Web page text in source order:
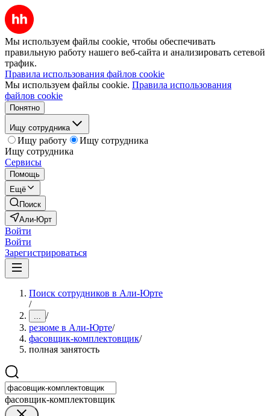
Мы используем файлы cookie, чтобы обеспечивать
правильную работу нашего веб-сайта и анализировать сетевой
трафик.
Правила использования файлов cookie
Мы используем файлы cookie. Правила использования
файлов cookie
Понятно
Ищу сотрудника
Ищу работу
Ищу сотрудника
Ищу сотрудника
Сервисы
Помощь
Ещё
Поиск
Али-Юрт
Войти
Войти
Зарегистрироваться
Поиск сотрудников в Али-Юрте
/
... /
резюме в Али-Юрте/
фасовщик-комплектовщик/
полная занятость
фасовщик-комплектовщик